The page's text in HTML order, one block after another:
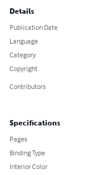
Details
Publication Date
Language
Category
Copyright
Contributors
Specifications
Pages
Binding Type
Interior Color